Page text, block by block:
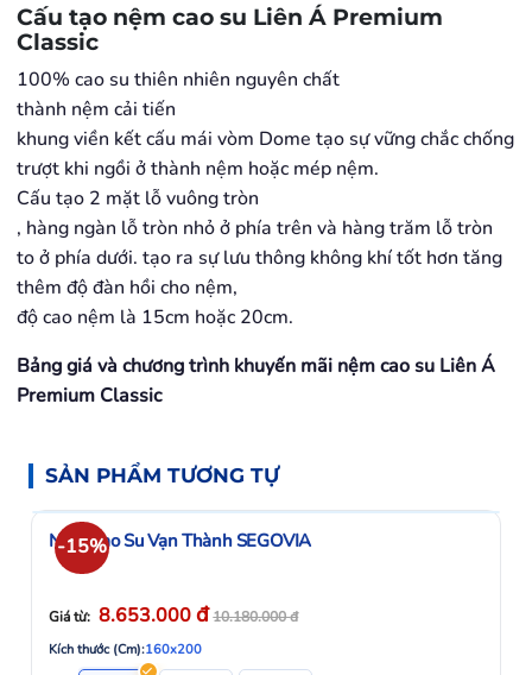
Cấu tạo nệm cao su Liên Á Premium
Classic
100% cao su thiên nhiên nguyên chất
thành nệm cải tiến
khung viền kết cấu mái vòm Dome tạo sự vững chắc chống
trượt khi ngồi ở thành nệm hoặc mép nệm.
Cấu tạo 2 mặt lỗ vuông tròn
, hàng ngàn lỗ tròn nhỏ ở phía trên và hàng trăm lỗ tròn
to ở phía dưới. tạo ra sự lưu thông không khí tốt hơn tăng
thêm độ đàn hồi cho nệm,
độ cao nệm là 15cm hoặc 20cm.
Bảng giá và chương trình khuyến mãi nệm cao su Liên Á
Premium Classic
SẢN PHẨM TƯƠNG TỰ
-15%
Nệm Cao Su Vạn Thành SEGOVIA
Giá từ: 8.653.000đ10.180.000đ
Kích thước (Cm):160x200